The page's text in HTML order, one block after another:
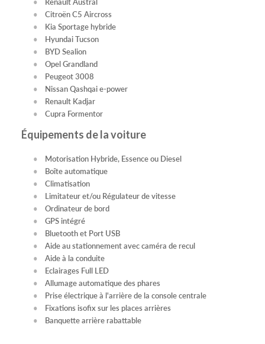
Citroën C5 Aircross
Kia Sportage hybride
Hyundai Tucson
BYD Sealion
Opel Grandland
Peugeot 3008
Nissan Qashqai e-power
Renault Kadjar
Cupra Formentor
Équipements de la voiture
Motorisation Hybride, Essence ou Diesel
Boîte automatique
Climatisation
Limitateur et/ou Régulateur de vitesse
Ordinateur de bord
GPS intégré
Bluetooth et Port USB
Aide au stationnement avec caméra de recul
Aide à la conduite
Eclairages Full LED
Allumage automatique des phares
Prise électrique à l'arrière de la console centrale
Fixations isofix sur les places arrières
Banquette arrière rabattable